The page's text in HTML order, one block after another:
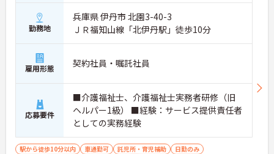
勤務地
兵庫県 伊丹市 北園3-40-3
ＪＲ福知山線「北伊丹駅」徒歩10分
雇用形態 契約社員・嘱託社員
応募要件
■介護福祉士、介護福祉士実務者研修（旧
ヘルパー1級） ■経験：サービス提供責任者
としての実務経験
駅から徒歩10分以内 車通勤可 託児所・育児補助
日勤のみ